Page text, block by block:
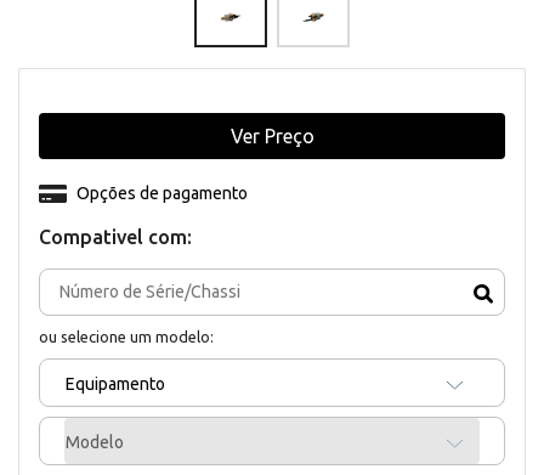
Compativel com:
ou selecione um modelo:
Equipamento
Modelo
Opções de pagamento
Ver Preço